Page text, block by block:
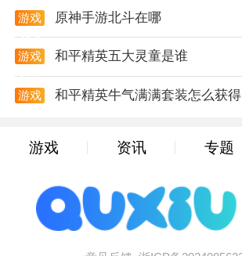
4. 合理利用资源：玩家需要在游戏中捡
补充蓝量，以便释放魔法攻击。
5. 与好友组队作战：与好友组队作战
中的挑战，通过合作取得更好的成绩。
游戏背景
为了拯救故土和公主，踏上了一条充
2. 游戏的关卡设计丰富多样，包含了
游戏
原神手游北斗在哪
游戏
和平精英五大灵童是谁
游戏
和平精英牛气满满套装怎么获得
游戏 资讯 专题